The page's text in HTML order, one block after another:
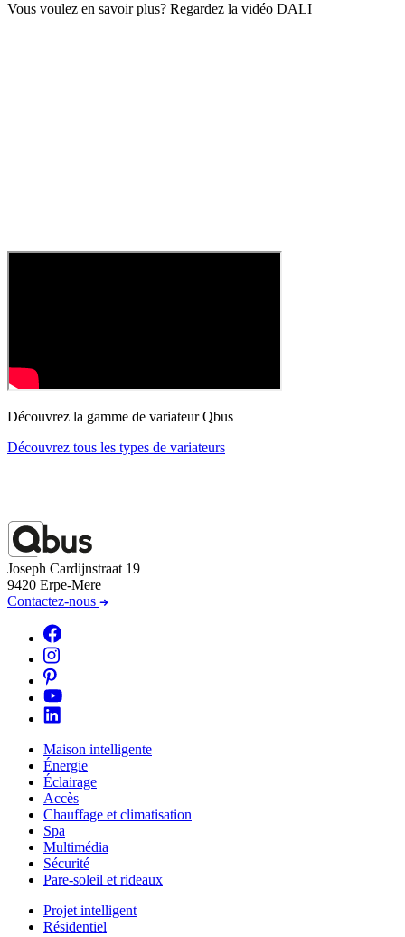
Vous voulez en savoir plus? Regardez la vidéo DALI
Découvrez la gamme de variateur Qbus
Découvrez tous les types de variateurs
Joseph Cardijnstraat 19
9420 Erpe-Mere
Contactez-nous
Maison intelligente
Énergie
Éclairage
Accès
Chauffage et climatisation
Spa
Multimédia
Sécurité
Pare-soleil et rideaux
Projet intelligent
Résidentiel